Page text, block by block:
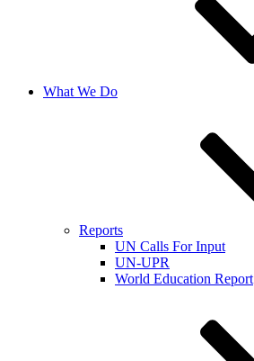
What We Do
Reports
UN Calls For Input
UN-UPR
World Education Report